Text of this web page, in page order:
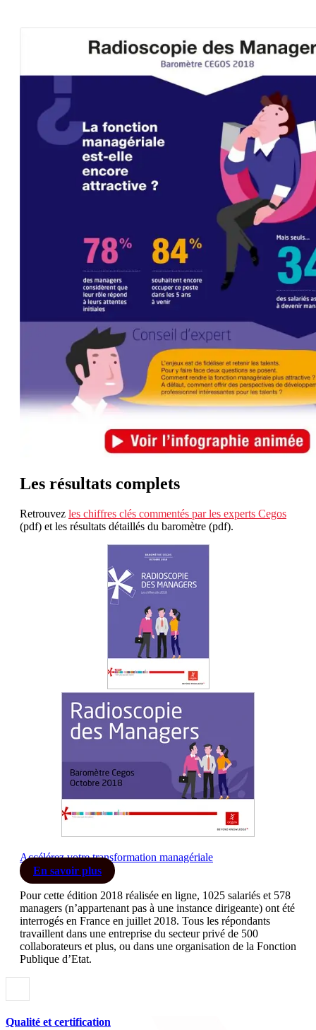
Les résultats complets
Retrouvez les chiffres clés commentés par les experts Cegos
(pdf) et les résultats détaillés du baromètre (pdf).
Accélérezvotre transformation managériale
En savoir plus
Pour cette édition 2018 réalisée en ligne, 1025 salariés et 578
managers (n’appartenant pas à une instance dirigeante) ont été
interrogés en France en juillet 2018. Tous les répondants
travaillent dans une entreprise du secteur privé de 500
collaborateurs et plus, ou dans une organisation de la Fonction
Publique d’Etat.
Qualité et certification